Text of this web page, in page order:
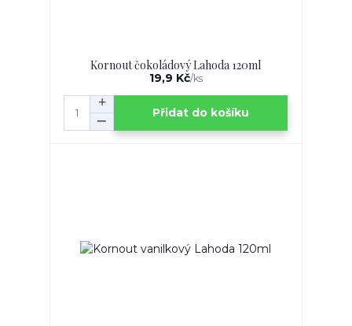
Kornout čokoládový Lahoda 120ml
19,9 Kč/ks
Přidat do košíku